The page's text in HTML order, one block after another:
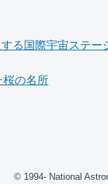
る国際宇宙ステー
の名所
© 1994- National